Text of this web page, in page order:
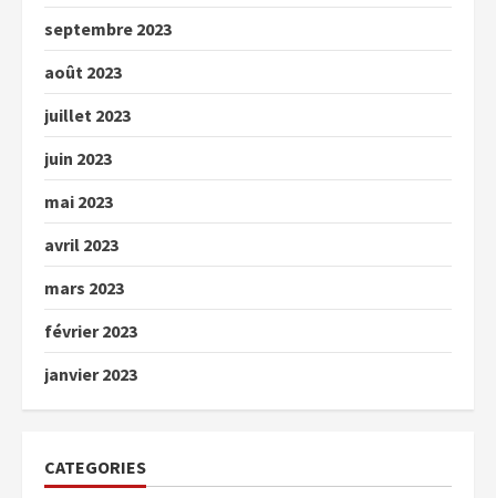
septembre 2023
août 2023
juillet 2023
juin 2023
mai 2023
avril 2023
mars 2023
février 2023
janvier 2023
CATEGORIES